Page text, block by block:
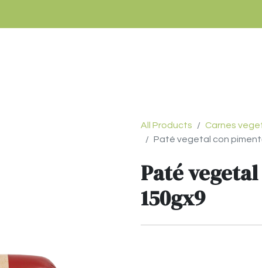
All Products
Carnes
Paté vegetal con
Paté
150gx9